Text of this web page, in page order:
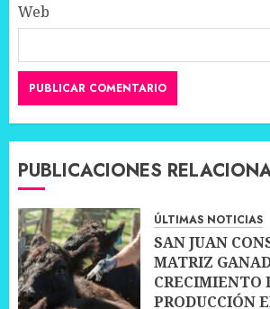
Web
PUBLICACIONES
ÚLTIMAS NOTICIAS
SAN JUAN
MATRIZ
CRECIMIENTO
PRODUCCIÓN